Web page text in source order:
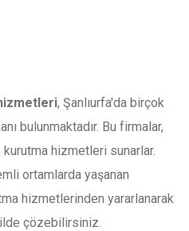
, Şanlıurfa'da birçok
bulunmaktadır. Bu firmalar,
hizmetleri sunarlar.
ortamlarda yaşanan
hizmetlerinden yararlanarak
çözebilirsiniz.